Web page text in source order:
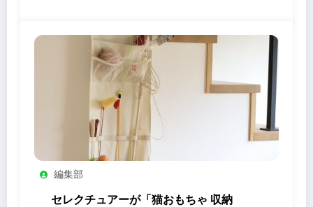
編集部
セレクチュアーが「猫おもちゃ 収納